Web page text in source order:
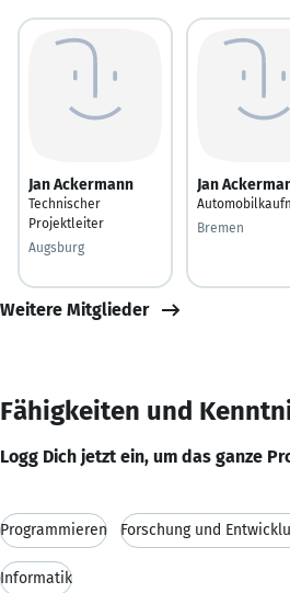
Jan Ackermann
Technischer
Projektleiter
Augsburg
Jan
Bremen
Weitere Mitglieder
Fähigkeiten und
Logg Dich jetzt ein, um das ganze
Programmieren Forschung und
Informatik